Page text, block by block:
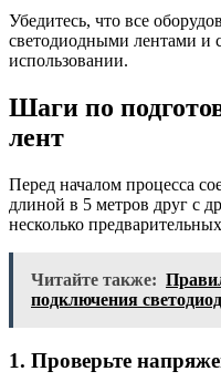
Убедитесь, что все
светодиодными лентами и
использовании.
Шаги по
лент
Перед началом процесса
длиной в 5 метров друг с
несколько
Читайте также:
подключения
1. Проверьте